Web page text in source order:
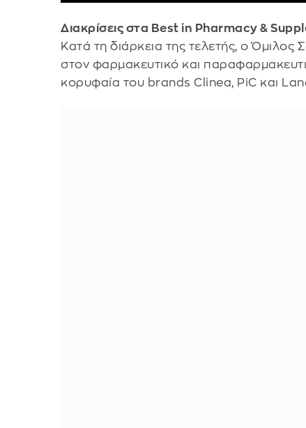
Διακρίσεις στα Best in Pharmacy &
Κατά τη διάρκεια της τελετής, ο Όμιλος
στον φαρμακευτικό και
κορυφαία του brands Clinea, PiC και